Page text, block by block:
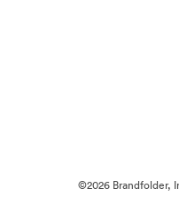
©2026 Brandfolder,